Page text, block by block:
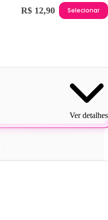
R$ 12,90 Selecionar
Ver detalhes